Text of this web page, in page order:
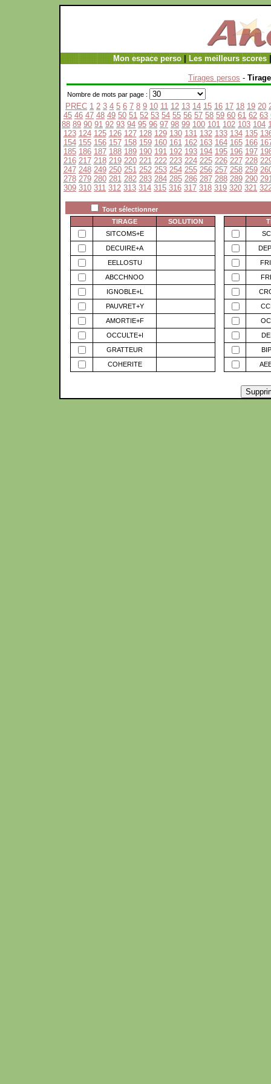
Mon espace perso| Les meilleurs scores
Tirages persos -
Nombre de mots par page :
PREC 1 2 3 4 5 6 7 8 9 10 11 12 13 14 15 16 17 18 19 20
45 46 47 48 49 50 51 52 53 54 55 56 57 58 59 60 61 62 63
88 89 90 91 92 93 94 95 96 97 98 99 100 101 102 103 104
123 124 125 126 127 128 129 130 131 132 133 134 135
154 155 156 157 158 159 160 161 162 163 164 165 166
185 186 187 188 189 190 191 192 193 194 195 196 197
216 217 218 219 220 221 222 223 224 225 226 227 228
247 248 249 250 251 252 253 254 255 256 257 258 259
278 279 280 281 282 283 284 285 286 287 288 289 290
309 310 311 312 313 314 315 316 317 318 319 320 321
Tout sélectionner
TIRAGE
SOLUTION
SITCOMS+E
DECUIRE+A
EELLOSTU
ABCCHNOO
IGNOBLE+L
PAUVRET+Y
AMORTIE+F
OCCULTE+I
GRATTEUR
COHERITE